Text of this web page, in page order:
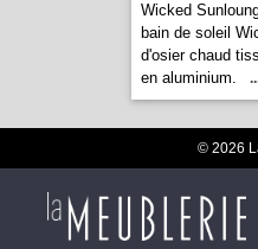
Wicked
bain de soleil
d'osier chaud
en aluminium.
© 2026